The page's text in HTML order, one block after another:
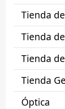
Tienda
Tienda
Tienda
Tienda
Óptica